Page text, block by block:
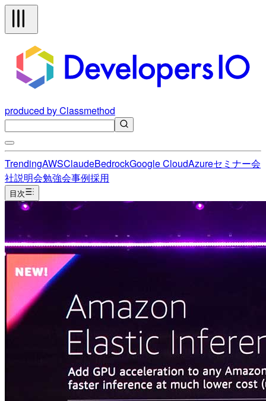
produced by Classmethod
TrendingAWSClaudeBedrockGoogle CloudAzureセミナー会
社説明会勉強会事例採用
目次